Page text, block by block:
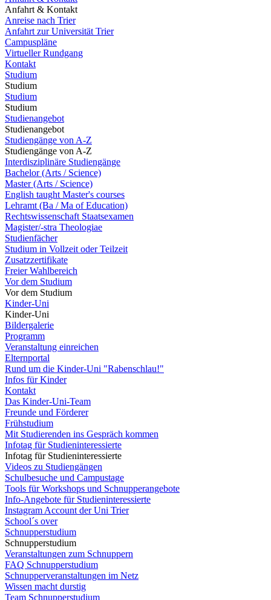
Anfahrt & Kontakt
Anreise nach Trier
Anfahrt zur Universität Trier
Campuspläne
Virtueller Rundgang
Kontakt
Studium
Studium
Studium
Studium
Studienangebot
Studienangebot
Studiengänge von A-Z
Studiengänge von A-Z
Interdisziplinäre Studiengänge
Bachelor (Arts / Science)
Master (Arts / Science)
English taught Master's courses
Lehramt (Ba / Ma of Education)
Rechtswissenschaft Staatsexamen
Magister/-stra Theologiae
Studienfächer
Studium in Vollzeit oder Teilzeit
Zusatzzertifikate
Freier Wahlbereich
Vor dem Studium
Vor dem Studium
Kinder-Uni
Kinder-Uni
Bildergalerie
Programm
Veranstaltung einreichen
Elternportal
Rund um die Kinder-Uni "Rabenschlau!"
Infos für Kinder
Kontakt
Das Kinder-Uni-Team
Freunde und Förderer
Frühstudium
Mit Studierenden ins Gespräch kommen
Infotag für Studieninteressierte
Infotag für Studieninteressierte
Videos zu Studiengängen
Schulbesuche und Campustage
Tools für Workshops und Schnupperangebote
Info-Angebote für Studieninteressierte
Instagram Account der Uni Trier
School´s over
Schnupperstudium
Schnupperstudium
Veranstaltungen zum Schnuppern
FAQ Schnupperstudium
Schnupperveranstaltungen im Netz
Wissen macht durstig
Team Schnupperstudium